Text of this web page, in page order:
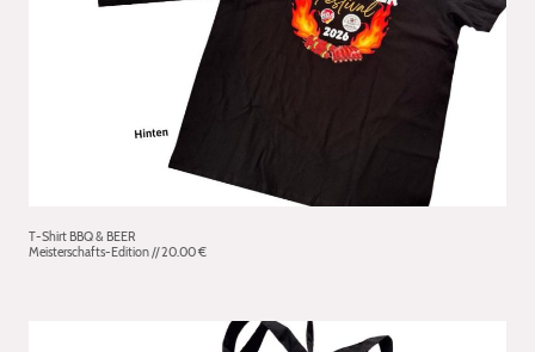
T-Shirt BBQ & BEER
Meisterschafts-Edition // 20.00 €